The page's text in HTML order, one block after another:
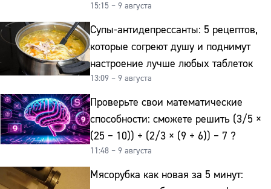
и автомобилистов
15:15 – 9 августа
Супы-антидепрессанты: 5 рецептов,
которые согреют душу и поднимут
настроение лучше любых таблеток
13:09 – 9 августа
Проверьте свои математические
способности: сможете решить (3/5 ×
(25 − 10)) + (2/3 × (9 + 6)) − 7 ?
11:48 – 9 августа
Мясорубка как новая за 5 минут: